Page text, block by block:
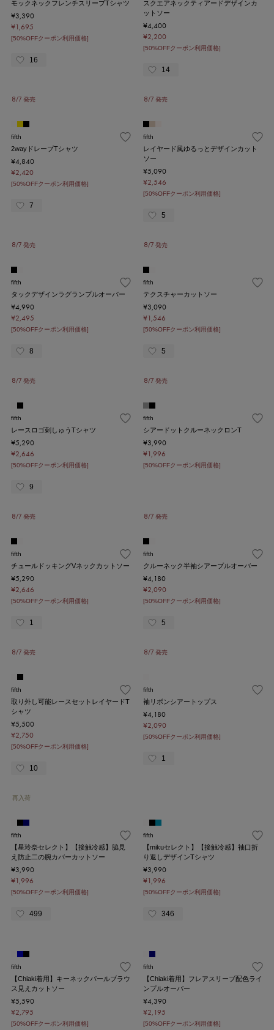
モックネックフレンチスリーブTシャツ
¥3,390
¥1,695
[50%OFFクーポン利用価格]
16
スクエアネックティアードデザインカ
ットソー
¥4,400
¥2,200
[50%OFFクーポン利用価格]
14
8/7 発売
fifth
2wayドレープTシャツ
¥4,840
¥2,420
[50%OFFクーポン利用価格]
7
8/7 発売
fifth
レイヤード風ゆるっとデザインカット
ソー
¥5,090
¥2,546
[50%OFFクーポン利用価格]
5
8/7 発売
fifth
タックデザインラグランプルオーバー
¥4,990
¥2,495
[50%OFFクーポン利用価格]
8
8/7 発売
fifth
テクスチャーカットソー
¥3,090
¥1,546
[50%OFFクーポン利用価格]
5
8/7 発売
fifth
レースロゴ刺しゅうTシャツ
¥5,290
¥2,646
[50%OFFクーポン利用価格]
9
8/7 発売
fifth
シアードットクルーネックロンT
¥3,990
¥1,996
[50%OFFクーポン利用価格]
8/7 発売
fifth
チュールドッキングVネックカットソー
¥5,290
¥2,646
[50%OFFクーポン利用価格]
1
8/7 発売
fifth
クルーネック半袖シアープルオーバー
¥4,180
¥2,090
[50%OFFクーポン利用価格]
5
8/7 発売
fifth
取り外し可能レースセットレイヤードT
シャツ
¥5,500
¥2,750
[50%OFFクーポン利用価格]
10
8/7 発売
fifth
袖リボンシアートップス
¥4,180
¥2,090
[50%OFFクーポン利用価格]
1
再入荷
fifth
【星玲奈セレクト】【接触冷感】脇見
え防止二の腕カバーカットソー
¥3,990
¥1,996
[50%OFFクーポン利用価格]
499
fifth
【mikuセレクト】【接触冷感】袖口折
り返しデザインTシャツ
¥3,990
¥1,996
[50%OFFクーポン利用価格]
346
fifth
【Chiaki着用】キーネックパールブラウ
ス見えカットソー
¥5,590
¥2,795
[50%OFFクーポン利用価格]
fifth
【Chiaki着用】フレアスリーブ配色ライ
ンプルオーバー
¥4,390
¥2,195
[50%OFFクーポン利用価格]